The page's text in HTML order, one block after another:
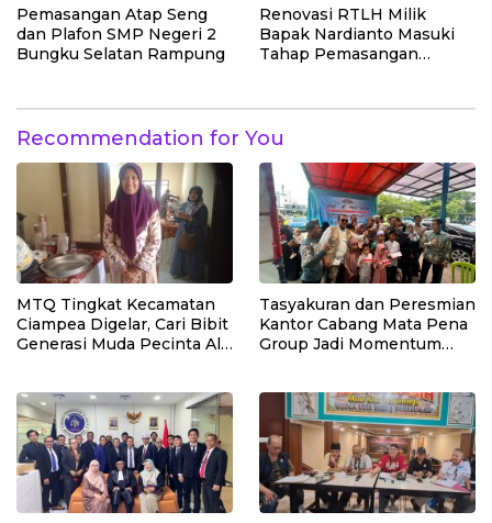
Jalan
Pemasangan Atap Seng
dan Plafon SMP Negeri 2
Bungku Selatan Rampung
Renovasi RTLH Milik
Bapak Nardianto Masuki
Tahap Pemasangan
Recommendation for You
MTQ Tingkat Kecamatan
Ciampea Digelar, Cari Bibit
Generasi Muda Pecinta Al-
Tasyakuran dan Peresmian
Kantor Cabang Mata Pena
Group Jadi Momentum